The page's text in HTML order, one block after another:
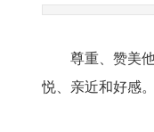
尊重、赞美
悦、亲近和好感。